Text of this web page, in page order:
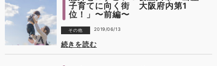
子育てに向く街 大阪府内第1
位！」〜前編〜
その他 2019/06/13
続きを読む